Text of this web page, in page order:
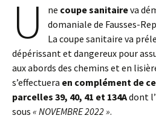
U ne coupe sanitaireva
domaniale de Fausses-
La coupe sanitaire va
dépérissant et dangereux pour
aux abords des chemins et en
s’effectuera en complément de
parcelles 39, 40, 41 et 134Adont
sous « NOVEMBRE 2022 ».